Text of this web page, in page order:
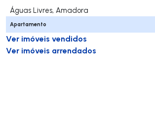
Águas Livres, Amadora
Apartamento
Ver imóveis vendidos
Ver imóveis arrendados